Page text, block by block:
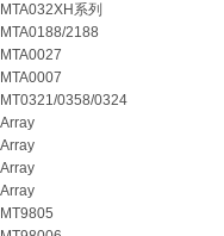
MTA032XH系列
MTA0188/2188
MTA0027
MTA0007
MT0321/0358/0324
Array
Array
Array
Array
MT9805